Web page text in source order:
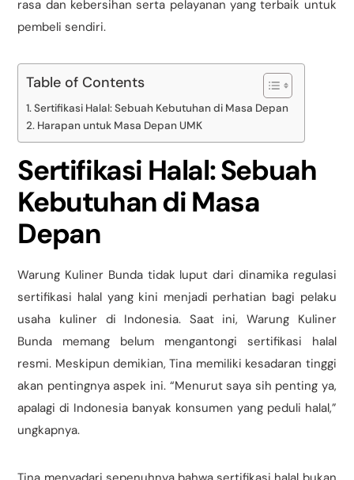
rasa dan kebersihan serta pelayanan yang terbaik untuk
pembeli sendiri.
Table of Contents
Sertifikasi Halal: Sebuah Kebutuhan di Masa Depan
Harapan untuk Masa Depan UMK
Sertifikasi Halal: Sebuah
Kebutuhan di Masa
Depan
Warung Kuliner Bunda tidak luput dari dinamika regulasi
sertifikasi halal yang kini menjadi perhatian bagi pelaku
usaha kuliner di Indonesia. Saat ini, Warung Kuliner
Bunda memang belum mengantongi sertifikasi halal
resmi. Meskipun demikian, Tina memiliki kesadaran tinggi
akan pentingnya aspek ini. “Menurut saya sih penting ya,
apalagi di Indonesia banyak konsumen yang peduli halal,”
ungkapnya.